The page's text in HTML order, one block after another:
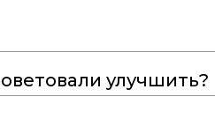
улучшить?